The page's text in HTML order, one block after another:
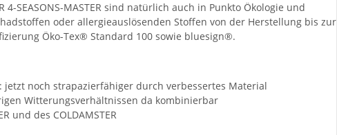
4-SEASONS-MASTER sind natürlich auch in Punkto Ökologie und
oder allergieauslösenden Stoffen von der Herstellung bis zur
Öko-Tex® Standard 100 sowie bluesign®.
jetzt noch strapazierfähiger durch verbessertes Material
Witterungsverhältnissen da kombinierbar
und des COLDAMSTER